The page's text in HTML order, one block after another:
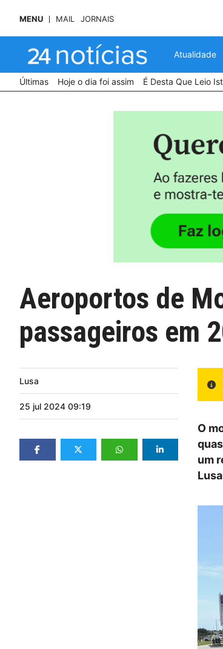
MENU MAIL JORNAIS
Atualidade
Últimas Hoje o dia foi assim É Desta Que Leio
Aeroportos de
passageiros em
Lusa
25 jul 2024 09:19
O
um